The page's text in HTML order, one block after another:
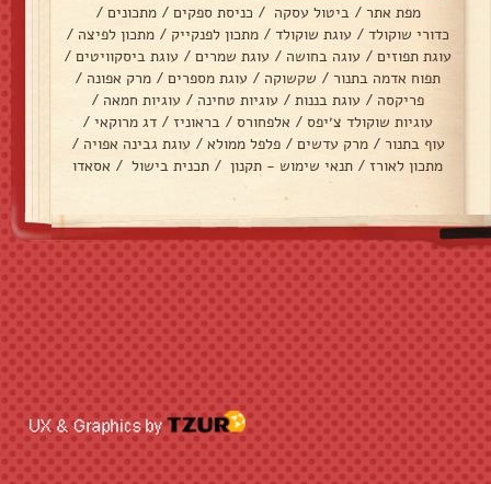
מפת אתר / ביטול עסקה / כניסת ספקים / מתכונים /
כדורי שוקולד / עוגת שוקולד / מתכון לפנקייק / מתכון לפיצה /
עוגת תפוזים / עוגה בחושה / עוגת שמרים / עוגת ביסקוויטים /
תפוח אדמה בתנור / שקשוקה / עוגת מספרים / מרק אפונה /
פריקסה / עוגת בננות / עוגיות טחינה / עוגיות חמאה /
עוגיות שוקולד צ׳יפס / אלפחורס / בראוניז / דג מרוקאי /
עוף בתנור / מרק עדשים / פלפל ממולא / עוגת גבינה אפויה /
מתכון לאורז / תנאי שימוש - תקנון / תכנית בישול / אסאדו